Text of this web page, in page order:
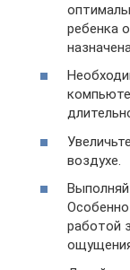
ребенка
воздухе.
работой